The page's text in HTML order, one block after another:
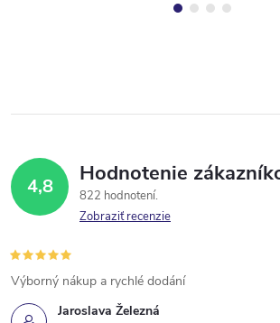
4,8 Hodnotenie
822 hodnotení
Zobraziť recenzie
Jaroslava Železná
Výborný nákup a rychlé dodání